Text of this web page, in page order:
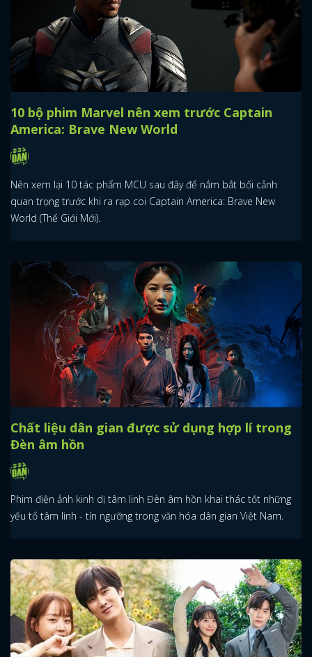
10 bộ phim Marvel nên xem trước Captain
America: Brave New World
Nên xem lại 10 tác phẩm MCU sau đây để nắm bắt bối cảnh
quan trọng trước khi ra rạp coi Captain America: Brave New
World (Thế Giới Mới).
Chất liệu dân gian được sử dụng hợp lí trong
Đèn âm hồn
Phim điện ảnh kinh dị tâm linh Đèn âm hồn khai thác tốt những
yếu tố tâm linh - tín ngưỡng trong văn hóa dân gian Việt Nam.